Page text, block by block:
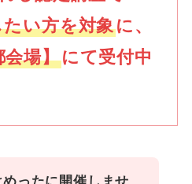
い方を対象に、
会場】にて受付中